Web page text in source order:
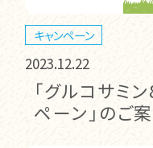
キャンペーン
2023.12.22
「グルコサミ
ペーン」のご